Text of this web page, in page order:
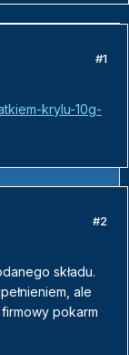
#1
krylu-10g-
#2
składu.
ale
pokarm